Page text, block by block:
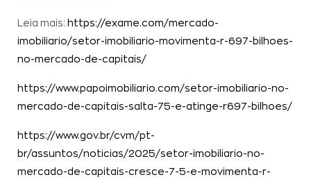
Leia mais: https://exame.com/mercado-
imobiliario/setor-imobiliario-movimenta-r-697-bilhoes-
no-mercado-de-capitais/
https://www.papoimobiliario.com/setor-imobiliario-no-
mercado-de-capitais-salta-75-e-atinge-r697-bilhoes/
https://www.gov.br/cvm/pt-
br/assuntos/noticias/2025/setor-imobiliario-no-
mercado-de-capitais-cresce-7-5-e-movimenta-r-